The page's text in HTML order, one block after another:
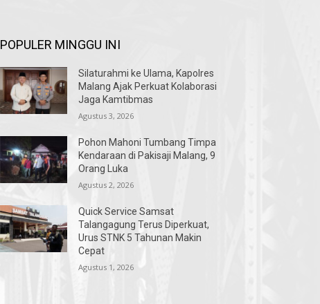
POPULER MINGGU INI
Silaturahmi ke Ulama, Kapolres
Malang Ajak Perkuat Kolaborasi
Jaga Kamtibmas
Agustus 3, 2026
Pohon Mahoni Tumbang Timpa
Kendaraan di Pakisaji Malang, 9
Orang Luka
Agustus 2, 2026
Quick Service Samsat
Talangagung Terus Diperkuat,
Urus STNK 5 Tahunan Makin
Cepat
Agustus 1, 2026